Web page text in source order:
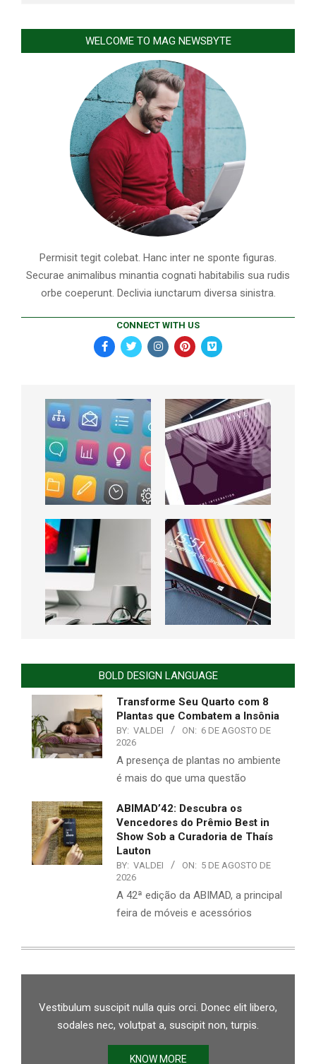
WELCOME TO MAG NEWSBYTE
Permisit tegit colebat. Hanc inter ne sponte figuras.
Securae animalibus minantia cognati habitabilis sua rudis
orbe coeperunt. Declivia iunctarum diversa sinistra.
CONNECT WITH US
BOLD DESIGN LANGUAGE
Transforme Seu Quarto com 8
Plantas que Combatem a Insônia
BY: VALDEI ON: 6 DE AGOSTO DE
2026
A presença de plantas no ambiente
é mais do que uma questão
ABIMAD’42: Descubra os
Vencedores do Prêmio Best in
Show Sob a Curadoria de Thaís
Lauton
BY: VALDEI ON: 5 DE AGOSTO DE
2026
A 42ª edição da ABIMAD, a principal
feira de móveis e acessórios
Vestibulum suscipit nulla quis orci. Donec elit libero,
sodales nec, volutpat a, suscipit non, turpis.
KNOW MORE